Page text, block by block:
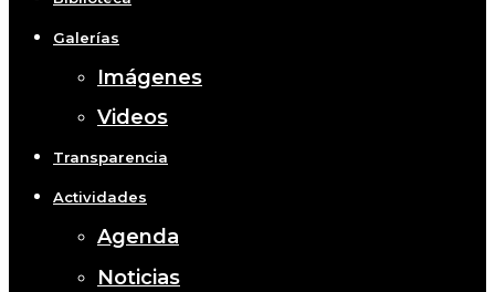
Galerías
Imágenes
Videos
Transparencia
Actividades
Agenda
Noticias